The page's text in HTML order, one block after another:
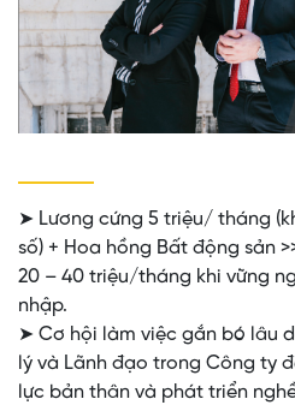
➤ Lương cứng 5 triệu/ tháng
số) + Hoa hồng Bất động sản
20 – 40 triệu/tháng khi vững
nhập.
➤ Cơ hội làm việc gắn bó lâu
lý và Lãnh đạo trong Công ty
lực bản thân và phát triển